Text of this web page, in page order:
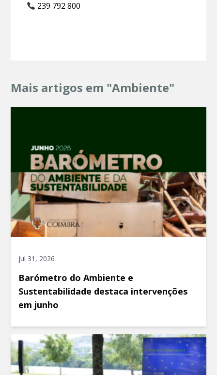
239 792 800
Mais artigos em "Ambiente"
jul 31, 2026
Barómetro do Ambiente e
Sustentabilidade destaca intervenções
em junho